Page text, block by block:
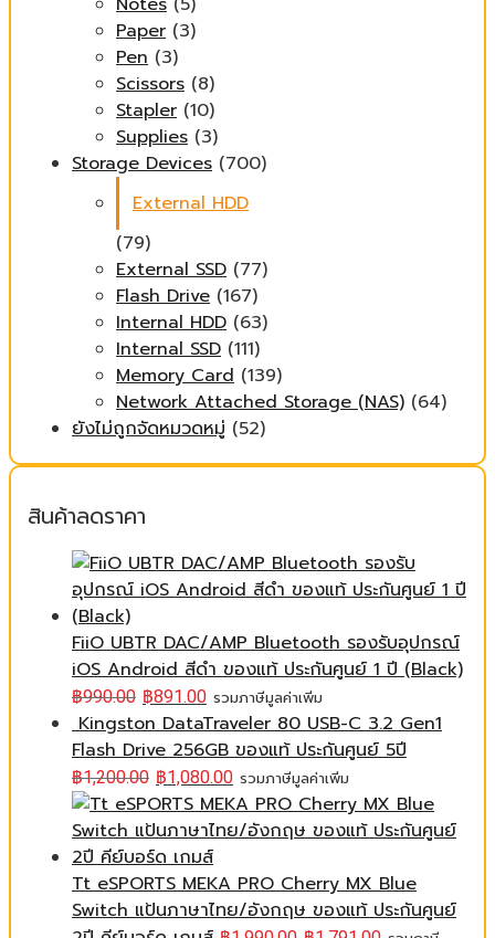
Paper (3)
Pen (3)
Scissors (8)
Stapler (10)
Supplies (3)
Storage Devices (700)
External HDD
(79)
External SSD (77)
Flash Drive (167)
Internal HDD (63)
Internal SSD (111)
Memory Card (139)
Network Attached Storage (NAS) (64)
ยังไม่ถูกจัดหมวดหมู่ (52)
สินค้าลดราคา
FiiO UBTR DAC/AMP Bluetooth รองรับอุปกรณ์
iOS Android สีดำ ของแท้ ประกันศูนย์ 1 ปี (Black)
฿990.00 ฿891.00 รวมภาษีมูลค่าเพิ่ม
Kingston DataTraveler 80 USB-C 3.2 Gen1
Flash Drive 256GB ของแท้ ประกันศูนย์ 5ปี
฿1,200.00 ฿1,080.00 รวมภาษีมูลค่าเพิ่ม
Tt eSPORTS MEKA PRO Cherry MX Blue
Switch แป้นภาษาไทย/อังกฤษ ของแท้ ประกันศูนย์